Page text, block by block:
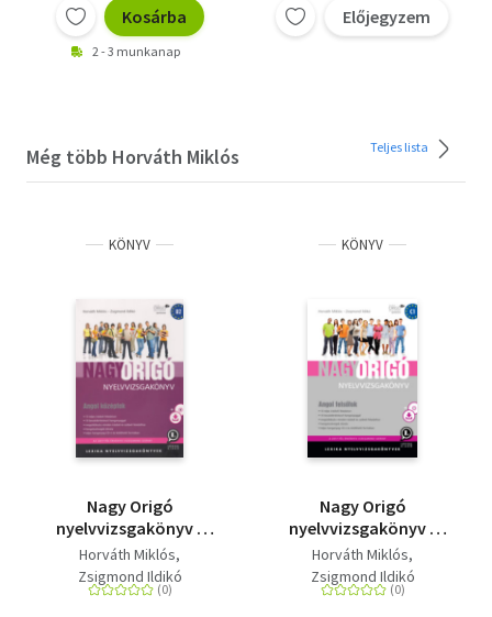
Kosárba
2 - 3 munkanap
Előjegyzem
Még több Horváth Miklós Teljes lista
KÖNYV
Nagy Origó
nyelvvizsgakönyv -
Angol középfok - CD
melléklettel
Horváth Miklós
Zsigmond Ildikó
KÖNYV
Nagy Origó
nyelvvizsgakönyv -
Angol felsőfok - MP3
CD melléklettel
(letölthető
Horváth Miklós
Zsigmond Ildikó